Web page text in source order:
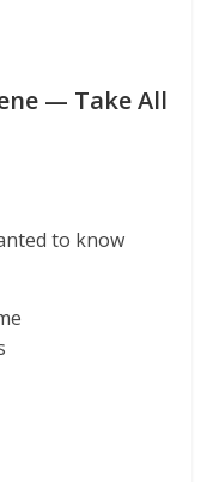
— Take All
to know